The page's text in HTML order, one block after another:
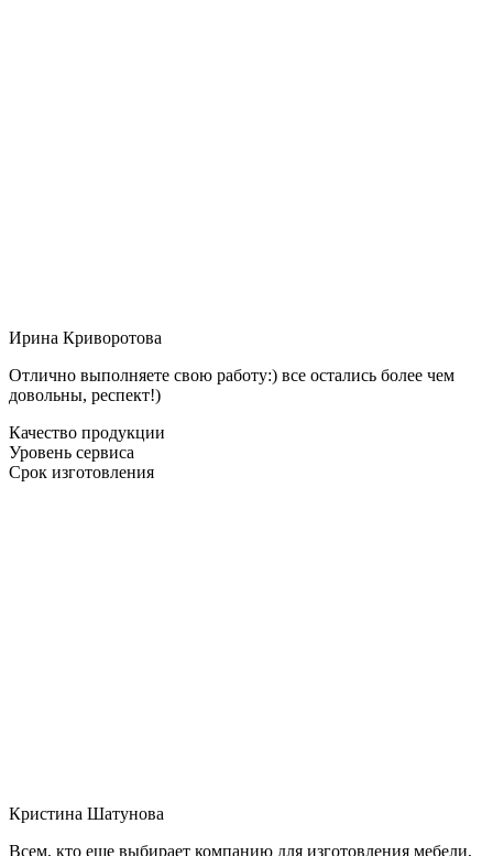
Ирина Криворотова
Отлично выполняете свою работу:) все остались более чем
довольны, респект!)
Качество продукции
Уровень сервиса
Срок изготовления
Кристина Шатунова
Всем, кто еще выбирает компанию для изготовления мебели,